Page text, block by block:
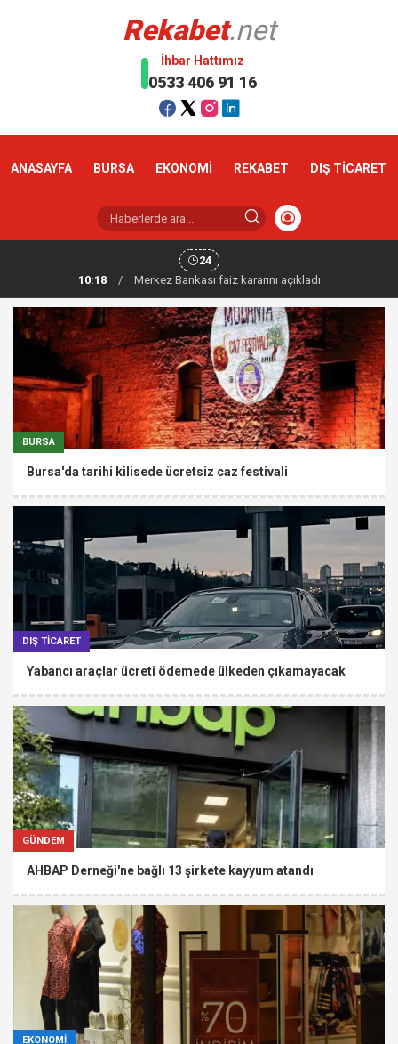
Rekabet.net
İhbar Hattımız
0533 406 91 16
ANASAYFA BURSA EKONOMİ REKABET DIŞ TİCARET
24
10:18
/ Altın haftaya yükselişle başladı
BURSA
Bursa'da tarihi kilisede ücretsiz caz festivali
DIŞ TİCARET
Yabancı araçlar ücreti ödemede ülkeden çıkamayacak
GÜNDEM
AHBAP Derneği'ne bağlı 13 şirkete kayyum atandı
EKONOMİ